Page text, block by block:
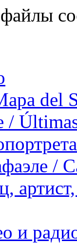
файлы
del
/
/
и